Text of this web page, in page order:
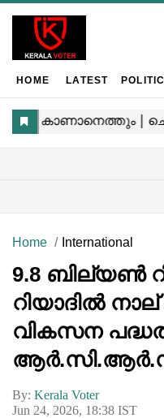
HOME LATEST
Home International
9.8 ബില്യൺ
റിയാദിൽ
വികസന
By: Kerala Voter
Jun 24, 2026, 18:38 IST